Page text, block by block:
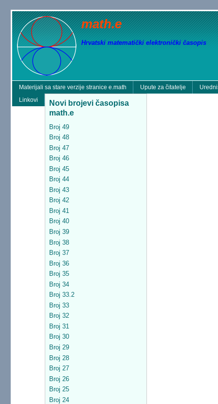
math.e
Hrvatski matematički elektronički časopis
Materijali sa stare verzije stranice e.math Upute za čitatelje
Linkovi
Novi brojevi časopisa
math.e
Broj 49
Broj 48
Broj 47
Broj 46
Broj 45
Broj 44
Broj 43
Broj 42
Broj 41
Broj 40
Broj 39
Broj 38
Broj 37
Broj 36
Broj 35
Broj 34
Broj 33.2
Broj 33
Broj 32
Broj 31
Broj 30
Broj 29
Broj 28
Broj 27
Broj 26
Broj 25
Broj 24